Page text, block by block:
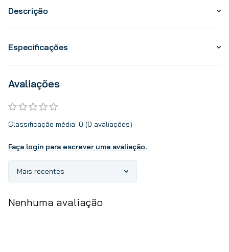
Descrição
Especificações
Avaliações
Classificação média: 0 (0 avaliações)
Faça login para escrever uma avaliação.
Mais recentes
Nenhuma avaliação